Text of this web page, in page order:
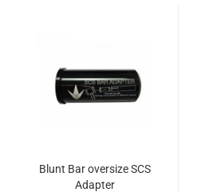
Blunt Bar oversize SCS
Adapter